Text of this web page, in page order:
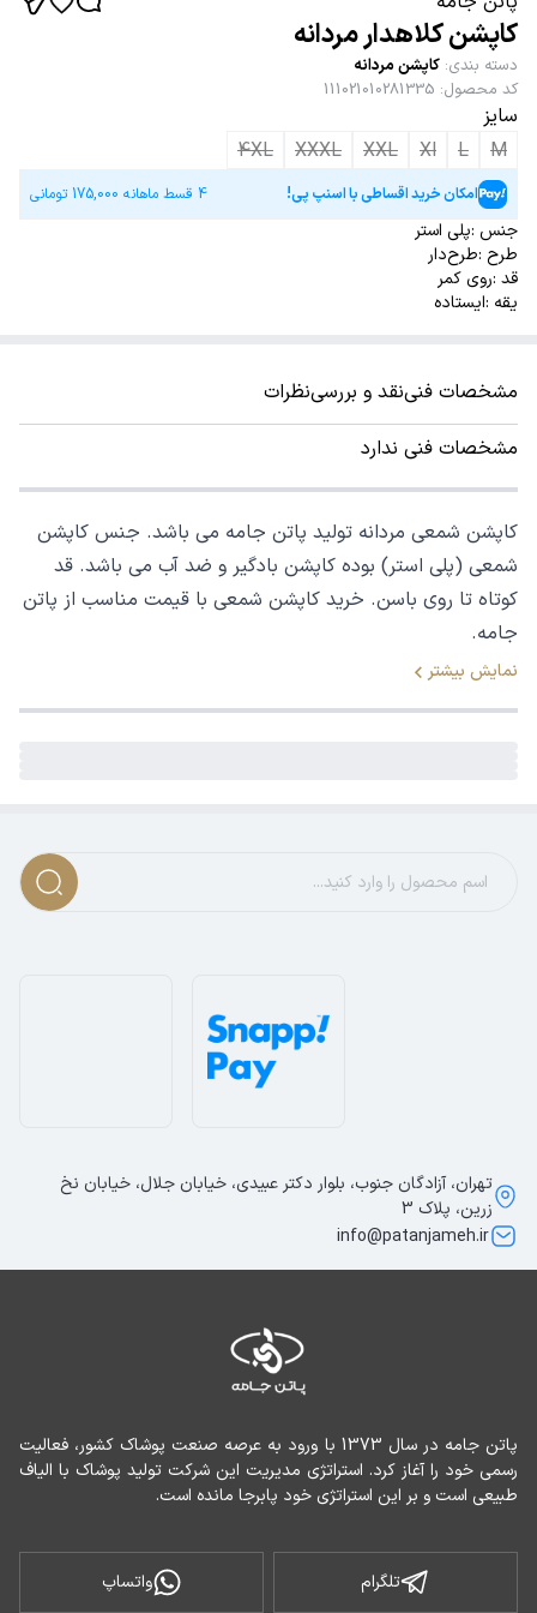
کاپشن کلاهدار مردانه
دسته بندی: کاپشن مردانه
کد محصول:
111021010281335
سایز
M
L
Xl
XXL
XXXL
4XL
امکان خرید اقساطی با اسنپ پی! 4 قسط ماهانه 175,000 تومانی
جنس :پلی استر
طرح :طرح‌دار
قد :روی کمر
یقه :ایستاده
مشخصات فنینقد و بررسینظرات
مشخصات فنی ندارد
کاپشن شمعی مردانه تولید پاتن جامه می باشد. جنس کاپشن
شمعی (پلی استر) بوده کاپشن بادگیر و ضد آب می باشد. قد
کوتاه تا روی باسن. خرید کاپشن شمعی با قیمت مناسب از پاتن
جامه.
نمایش بیشتر
طبیعی است و بر این استراتژی خود پابرجا مانده است.
تلگرام واتساپ
تهران، آزادگان جنوب، بلوار دکتر عبیدی، خیابان جلال، خیابان نخ
زرین، پلاک 3
info@patanjameh.ir